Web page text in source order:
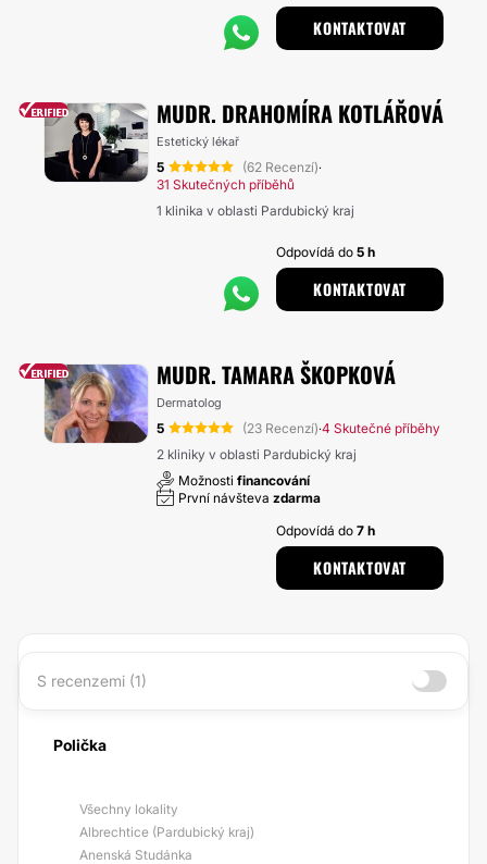
KONTAKTOVAT
MUDR. DRAHOMÍRA KOTLÁŘOVÁ
Estetický lékař
5 (62 Recenzí)·
31 Skutečných příběhů
1 klinika v oblasti Pardubický kraj
Odpovídá do5 h
KONTAKTOVAT
MUDR. TAMARA ŠKOPKOVÁ
Dermatolog
5 (23 Recenzí)·4 Skutečné příběhy
2 kliniky v oblasti Pardubický kraj
Možnosti financování
První návšteva zdarma
Odpovídá do7 h
KONTAKTOVAT
S recenzemi (1)
Polička
Všechny lokality
Albrechtice (Pardubický kraj)
Anenská Studánka